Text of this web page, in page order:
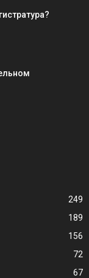
249
189
156
72
67